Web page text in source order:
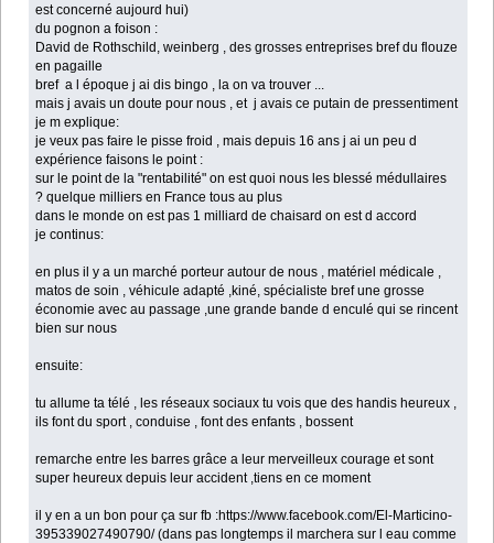
est concerné aujourd hui)
du pognon a foison :
David de Rothschild, weinberg , des grosses entreprises bref du flouze
en pagaille
bref a l époque j ai dis bingo , la on va trouver ...
mais j avais un doute pour nous , et j avais ce putain de pressentiment
je m explique:
je veux pas faire le pisse froid , mais depuis 16 ans j ai un peu d
expérience faisons le point :
sur le point de la "rentabilité" on est quoi nous les blessé médullaires
? quelque milliers en France tous au plus
dans le monde on est pas 1 milliard de chaisard on est d accord
je continus:
en plus il y a un marché porteur autour de nous , matériel médicale ,
matos de soin , véhicule adapté ,kiné, spécialiste bref une grosse
économie avec au passage ,une grande bande d enculé qui se rincent
bien sur nous
ensuite:
tu allume ta télé , les réseaux sociaux tu vois que des handis heureux ,
ils font du sport , conduise , font des enfants , bossent
remarche entre les barres grâce a leur merveilleux courage et sont
super heureux depuis leur accident ,tiens en ce moment
il y en a un bon pour ça sur fb :https://www.facebook.com/El-Marticino-
395339027490790/ (dans pas longtemps il marchera sur l eau comme